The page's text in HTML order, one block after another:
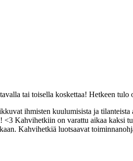
tai toisella koskettaa! Hetkeen
ihmisten kuulumisista ja
Kahvihetkiin on varattu aikaa kaksi
Kahvihetkiä luotsaavat